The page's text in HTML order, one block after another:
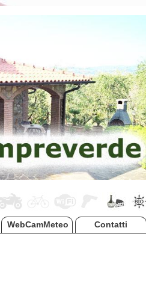
WebCamMeteo Contatti